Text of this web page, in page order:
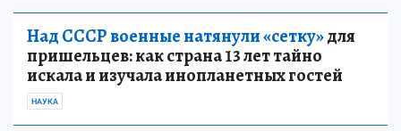
Над СССР военные натянули «сетку»для
пришельцев: как страна 13 лет тайно
искала и изучала инопланетных гостей
НАУКА